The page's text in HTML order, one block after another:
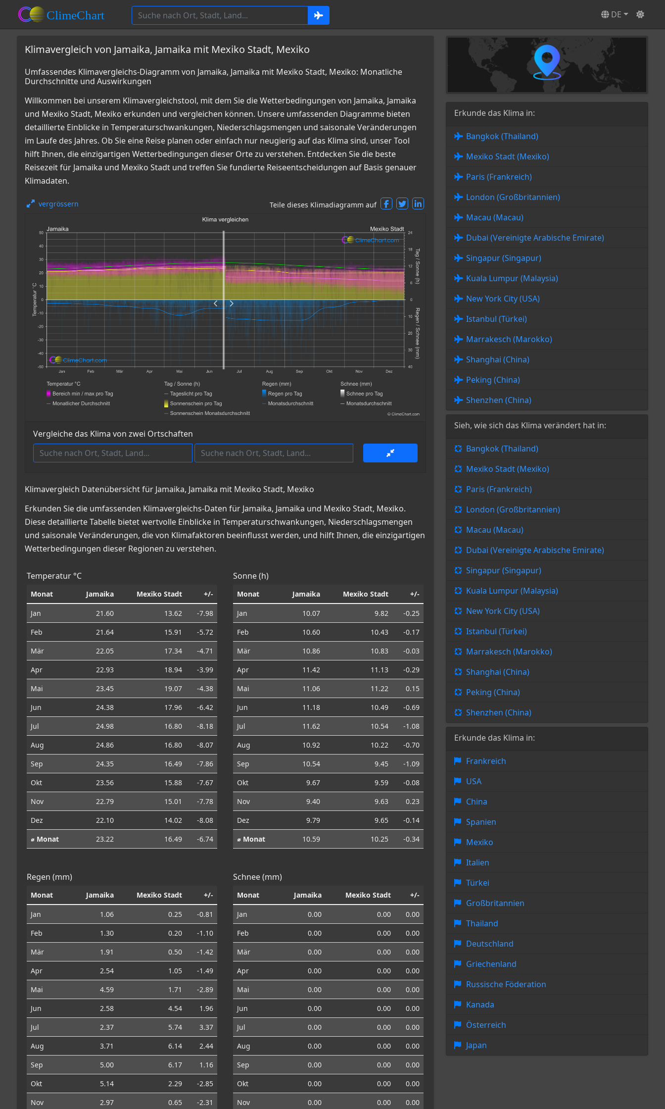
DE
Klimavergleich von Jamaika, Jamaika mit Mexiko Stadt, Mexiko
Umfassendes Klimavergleichs-Diagramm von Jamaika, Jamaika mit Mexiko Stadt, Mexiko: Monatliche
Durchschnitte und Auswirkungen
Willkommen bei unserem Klimavergleichstool, mit dem Sie die Wetterbedingungen von Jamaika, Jamaika
und Mexiko Stadt, Mexiko erkunden und vergleichen können. Unsere umfassenden Diagramme bieten
detaillierte Einblicke in Temperaturschwankungen, Niederschlagsmengen und saisonale Veränderungen
im Laufe des Jahres. Ob Sie eine Reise planen oder einfach nur neugierig auf das Klima sind, unser Tool
hilft Ihnen, die einzigartigen Wetterbedingungen dieser Orte zu verstehen. Entdecken Sie die beste
Reisezeit für Jamaika und Mexiko Stadt und treffen Sie fundierte Reiseentscheidungen auf Basis genauer
Klimadaten.
vergrössern Teile dieses Klimadiagramm auf
Vergleiche das Klima von zwei Ortschaften
Klimavergleich Datenübersicht für Jamaika, Jamaika mit Mexiko Stadt, Mexiko
Erkunden Sie die umfassenden Klimavergleichs-Daten für Jamaika, Jamaika und Mexiko Stadt, Mexiko.
Diese detaillierte Tabelle bietet wertvolle Einblicke in Temperaturschwankungen, Niederschlagsmengen
und saisonale Veränderungen, die von Klimafaktoren beeinflusst werden, und hilft Ihnen, die einzigartigen
Wetterbedingungen dieser Regionen zu verstehen.
Temperatur °C
Monat Jamaika Mexiko Stadt +/-
Jan 21.60 13.62
-7.98
Feb
21.64 15.91
-5.72
Mär
22.05 17.34
-4.71
Apr
22.93 18.94
-3.99
Mai
23.45 19.07
-4.38
Jun
24.38 17.96
-6.42
Jul
24.98 16.80
-8.18
Aug
24.86 16.80
-8.07
Sep
24.35 16.49
-7.86
Okt
23.56 15.88
-7.67
Nov
22.79 15.01
-7.78
Dez
22.10 14.02
-8.08
⌀ Monat
23.22 16.49 -6.74
Sonne (h)
Monat Jamaika Mexiko Stadt +/-
Jan 10.07 9.82
-0.25
Feb
10.60 10.43
-0.17
Mär
10.86 10.83
-0.03
Apr
11.42 11.13
-0.29
Mai
11.06 11.22
0.15
Jun
11.18 10.49
-0.69
Jul
11.62 10.54
-1.08
Aug
10.92 10.22
-0.70
Sep
10.54 9.45
-1.09
Okt
9.67 9.59
-0.08
Nov
9.40 9.63
0.23
Dez
9.79 9.65
-0.14
⌀ Monat
10.59 10.25 -0.34
Regen (mm)
Monat Jamaika Mexiko Stadt +/-
Jan 1.06 0.25
-0.81
Feb
1.30 0.20
-1.10
Mär
1.91 0.50
-1.42
Apr
2.54 1.05
-1.49
Mai
4.59 1.71
-2.89
Jun
2.58 4.54
1.96
Jul
2.37 5.74
3.37
Aug
3.71 6.14
2.44
Sep
5.00 6.17
1.16
Okt
5.14 2.29
-2.85
Nov
2.97 0.65 -2.31
Schnee (mm)
Monat Jamaika Mexiko Stadt +/-
Jan 0.00 0.00
0.00
Feb
0.00 0.00
0.00
Mär
0.00 0.00
0.00
Apr
0.00 0.00
0.00
Mai
0.00 0.00
0.00
Jun
0.00 0.00
0.00
Jul
0.00 0.00
0.00
Aug
0.00 0.00
0.00
Sep
0.00 0.00
0.00
Okt
0.00 0.00
0.00
Nov
0.00 0.00 0.00
Erkunde das Klima in:
Bangkok (Thailand)
Mexiko Stadt (Mexiko)
Paris (Frankreich)
London (Großbritannien)
Macau (Macau)
Dubai (Vereinigte Arabische Emirate)
Singapur (Singapur)
Kuala Lumpur (Malaysia)
New York City (USA)
Istanbul (Türkei)
Marrakesch (Marokko)
Shanghai (China)
Peking (China)
Shenzhen (China)
Sieh, wie sich das Klima verändert hat in:
Bangkok (Thailand)
Mexiko Stadt (Mexiko)
Paris (Frankreich)
London (Großbritannien)
Macau (Macau)
Dubai (Vereinigte Arabische Emirate)
Singapur (Singapur)
Kuala Lumpur (Malaysia)
New York City (USA)
Istanbul (Türkei)
Marrakesch (Marokko)
Shanghai (China)
Peking (China)
Shenzhen (China)
Erkunde das Klima in:
Frankreich
USA
China
Spanien
Mexiko
Italien
Türkei
Großbritannien
Thailand
Deutschland
Griechenland
Russische Föderation
Kanada
Österreich
Japan